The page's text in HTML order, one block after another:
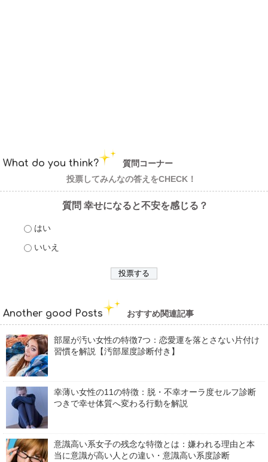
What do you think?
質問コーナー
投票してみんなの答えをCHECK！
質問 幸せになると不安を感じる？
はい
いいえ
Another good Posts おすすめ関連記事
部屋が汚い女性の特徴7つ：恋愛運を落とさない片付け
習慣を解説【汚部屋度診断付き】
幸薄い女性の11の特徴：脱・不幸オーラ度セルフ診断
つきで幸せ体質へ変わる行動を解説
意識高い系女子の残念な特徴とは：嫌われる理由と本
当に意識が高い人との違い・意識高い系度診断